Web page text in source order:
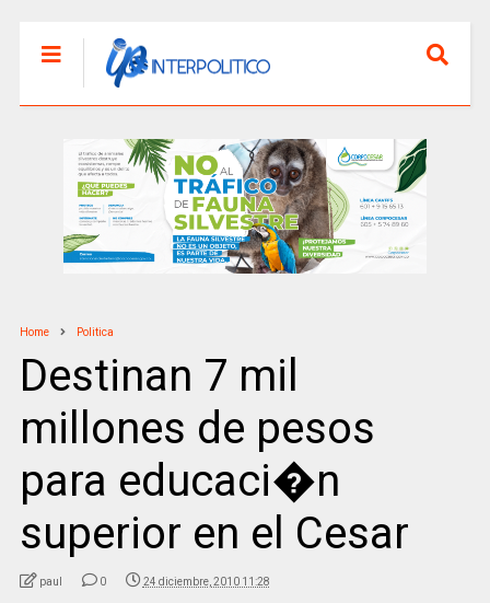
Home Politica
Destinan 7 mil
millones de pesos
para educaci�n
superior en el Cesar
paul 0 24 diciembre, 2010 11:28